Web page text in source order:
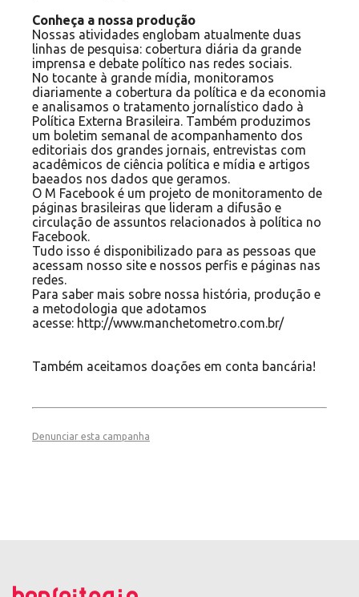
Conheça a nossa produção
Nossas atividades englobam atualmente duas
linhas de pesquisa: cobertura diária da grande
imprensa e debate político nas redes sociais.
No tocante à grande mídia, monitoramos
diariamente a cobertura da política e da economia
e analisamos o tratamento jornalístico dado à
Política Externa Brasileira. Também produzimos
um boletim semanal de acompanhamento dos
editoriais dos grandes jornais, entrevistas com
acadêmicos de ciência política e mídia e artigos
baeados nos dados que geramos.
O M Facebook é um projeto de monitoramento de
páginas brasileiras que lideram a difusão e
circulação de assuntos relacionados à política no
Facebook.
Tudo isso é disponibilizado para as pessoas que
acessam nosso site e nossos perfis e páginas nas
redes.
Para saber mais sobre nossa história, produção e
a metodologia que adotamos
acesse: http://www.manchetometro.com.br/
Também aceitamos doações em conta bancária!
Denunciar esta campanha